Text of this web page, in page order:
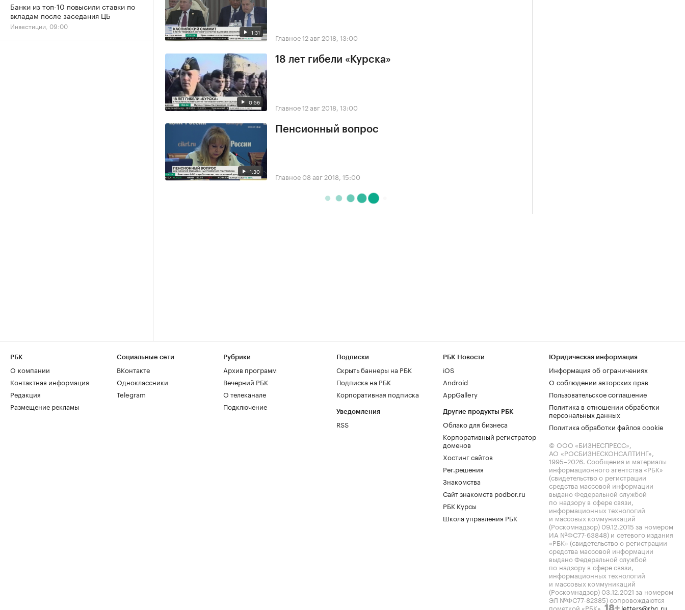
1:31 Главное12 авг 2018, 13:00
0:56
18 лет гибели «Курска»
Главное12 авг 2018, 13:00
1:30
Пенсионный вопрос
Главное 08 авг 2018, 15:00
Банки из топ-10 повысили ставки по
вкладам после заседания ЦБ
Инвестиции, 09:00
РБК
О компании
Контактная информация
Редакция
Размещение рекламы
Социальные сети
ВКонтакте
Одноклассники
Telegram
Рубрики
Архив программ
Вечерний РБК
О телеканале
Подключение
Подписки
Скрыть баннеры на РБК
Подписка на РБК
Корпоративная подписка
Уведомления
RSS
РБК Новости
iOS
Android
AppGallery
Другие продукты РБК
Облако для бизнеса
Корпоративный регистратор
доменов
Хостинг сайтов
Рег.решения
Знакомства
Сайт знакомств podbor.ru
РБК Курсы
Школа управления РБК
Юридическая информация
Информация об ограничениях
О соблюдении авторских прав
Пользовательское соглашение
Политика в отношении обработки
персональных данных
Политика обработки файлов cookie
© ООО «БИЗНЕСПРЕСС»,
АО «РОСБИЗНЕСКОНСАЛТИНГ»,
1995–2026. Сообщения и материалы
информационного агентства «РБК»
(свидетельство о регистрации
средства массовой информации
выдано Федеральной службой
по надзору в сфере связи,
информационных технологий
и массовых коммуникаций
(Роскомнадзор) 09.12.2015 за номером
ИА №ФС77-63848) и сетевого издания
«РБК» (свидетельство о регистрации
средства массовой информации
выдано Федеральной службой
по надзору в сфере связи,
информационных технологий
и массовых коммуникаций
(Роскомнадзор) 03.12.2021 за номером
ЭЛ №ФС77-82385) сопровождаются
пометкой «РБК». 18+ letters@rbc.ru